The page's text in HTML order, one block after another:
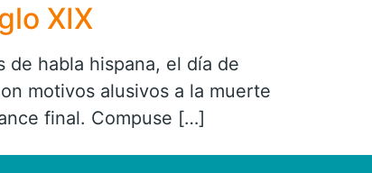
XIX
de habla hispana, el día de
motivos alusivos a la muerte
final. Compuse […]